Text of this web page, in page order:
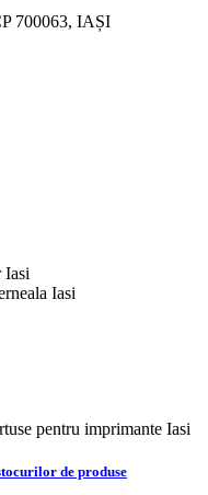
700063, IAȘI
Iasi
Iasi
pentru imprimante Iasi
de produse